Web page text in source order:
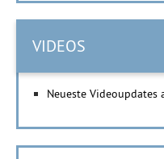
VIDEOS
Neueste Videoupdates